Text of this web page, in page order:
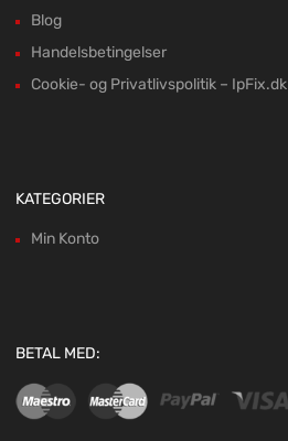
Blog
Handelsbetingelser
Cookie- og Privatlivspolitik – IpFix.dk
KATEGORIER
Min Konto
BETAL MED: